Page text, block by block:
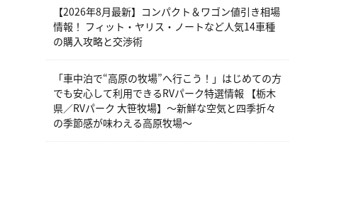
【2026年8月最新】コンパクト＆ワゴン値引き相場
情報！ フィット・ヤリス・ノートなど人気14車種
の購入攻略と交渉術
「車中泊で“高原の牧場”へ行こう！」はじめての方
でも安心して利用できるRVパーク特選情報 【栃木
県／RVパーク 大笹牧場】～新鮮な空気と四季折々
の季節感が味わえる高原牧場～